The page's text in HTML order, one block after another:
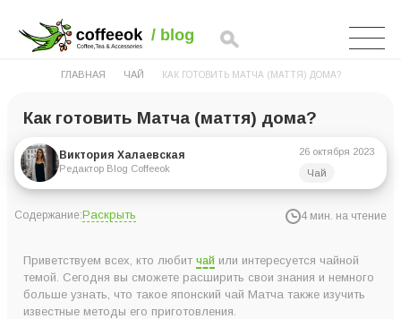
ГЛАВНАЯ ЧАЙ КАК ГОТОВИТЬ МАТЧА (МАТТЯ) ДОМА?
Как готовить Матча (маття) дома?
Виктория Халаевская
Редактор Blog Coffeeok
26 октября 2023
Чай
Содержание:Раскрыть 4 мин. на чтение
Как приготовить классический чай матча?
Матча-латте в домашних условиях
Приветствуем всех, кто любит чай или интересуется чайной
темой. Сегодня вы сможете расширить свои знания и немного
больше узнать, что такое японский чай Матча также изучить
известные методы его приготовления.